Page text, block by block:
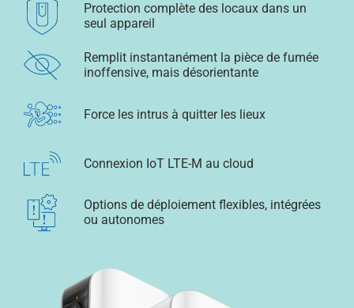
Protection complète des locaux dans un
seul appareil
Remplit instantanément la pièce de fumée
inoffensive, mais désorientante
Force les intrus à quitter les lieux
Connexion IoT LTE-M au cloud
Options de déploiement flexibles, intégrées
ou autonomes